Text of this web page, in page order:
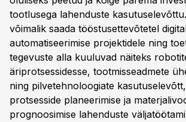
tootlusega lahenduste
võimalik saada tööstusettevõtetel
automatiseerimise projektidele ning
tegevuste alla kuuluvad näiteks
äriprotsessidesse, tootmisseadmete
ning pilvetehnoloogiate
protsesside planeerimise ja
prognoosimise lahenduste